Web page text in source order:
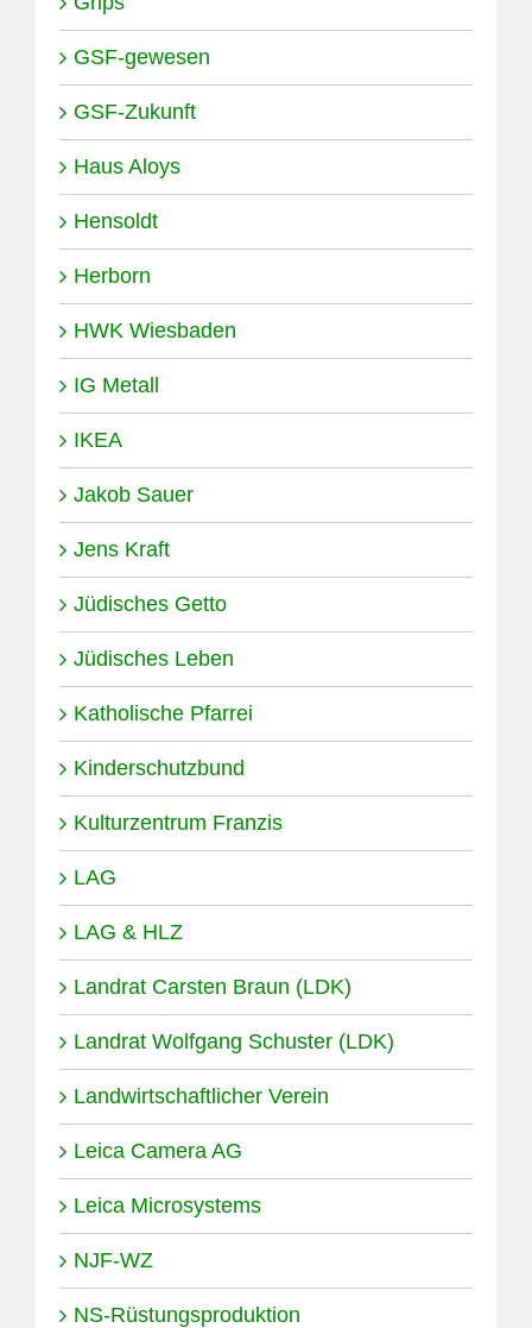
GSF-gewesen
GSF-Zukunft
Haus Aloys
Hensoldt
Herborn
HWK Wiesbaden
IG Metall
IKEA
Jakob Sauer
Jens Kraft
Jüdisches Getto
Jüdisches Leben
Katholische Pfarrei
Kinderschutzbund
Kulturzentrum Franzis
LAG
LAG & HLZ
Landrat Carsten Braun (LDK)
Landrat Wolfgang Schuster (LDK)
Landwirtschaftlicher Verein
Leica Camera AG
Leica Microsystems
NJF-WZ
NS-Rüstungsproduktion